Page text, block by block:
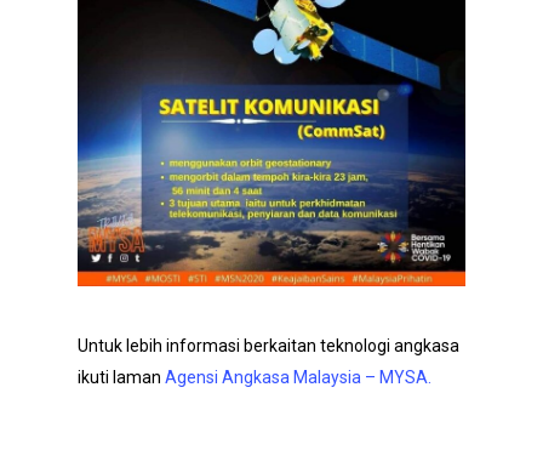
Untuk lebih informasi berkaitan teknologi angkasa
ikuti laman Agensi Angkasa Malaysia – MYSA.